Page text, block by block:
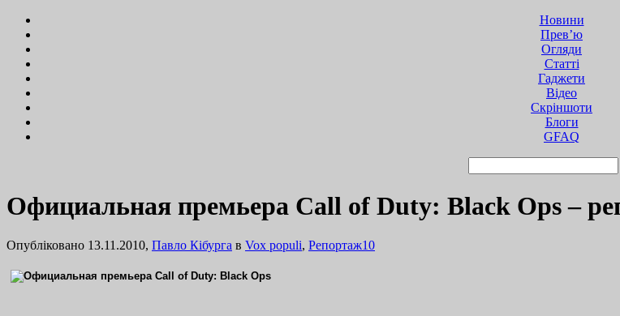
Новини
Прев’ю
Огляди
Статті
Гаджети
Відео
Cкріншоти
Блоги
GFAQ
Официальная премьера Call of Duty: Black Ops –
Опубліковано 13.11.2010, Павло Кібурга в Vox populi, Репортаж10